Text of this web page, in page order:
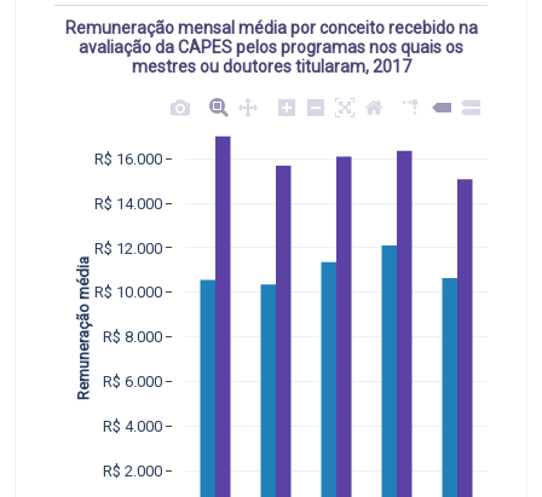
Remuneração mensal média por conceito recebido na
avaliação da CAPES pelos programas nos quais os
mestres ou doutores titularam, 2017
R$ 2.000
R$ 4.000
R$ 6.000
R$ 8.000
R$ 10.000
R$ 12.000
R$ 14.000
R$ 16.000
Remuneração média